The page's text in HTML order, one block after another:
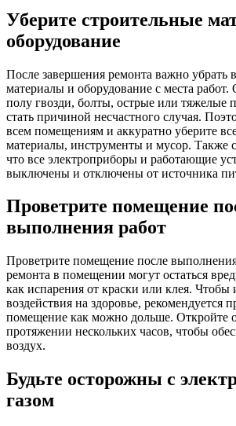
Уберите строительные
оборудование
После завершения ремонта важно убрать
материалы и оборудование с места работ.
полу гвозди, болты, острые или тяжелые
стать причиной несчастного случая.
всем помещениям и аккуратно уберите
материалы, инструменты и мусор. Также
что все электроприборы и работающие
выключены и отключены от источника
Проветрите помещение
выполнения работ
Проветрите помещение после
ремонта в помещении могут остаться
как испарения от краски или клея. Чтобы
воздействия на здоровье, рекомендуется
помещение как можно дольше. Откройте
протяжении нескольких часов, чтобы
воздух.
Будьте осторожны с
газом